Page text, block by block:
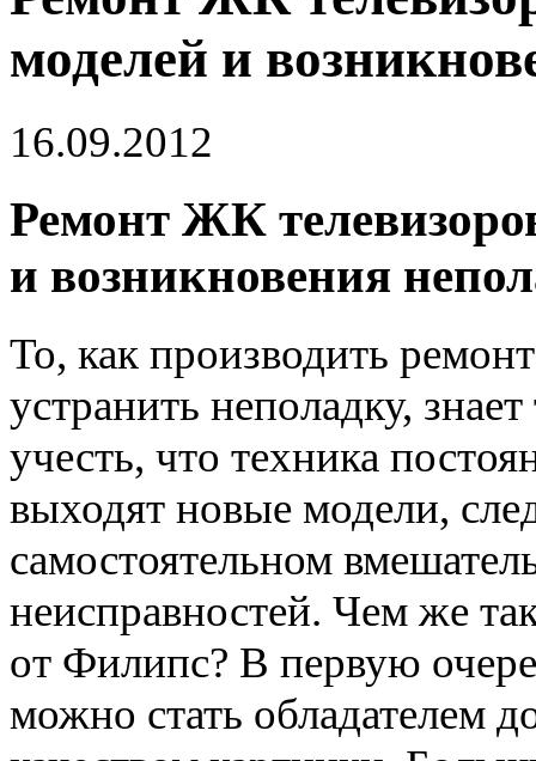
моделей и
16.09.2012
Ремонт ЖК
и возникновения
То, как производить
устранить неполадку,
учесть, что техника
выходят новые модели,
самостоятельном
неисправностей. Чем же
от Филипс? В первую
можно стать обладателем